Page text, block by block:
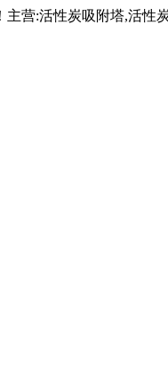
营:活性炭吸附塔,活